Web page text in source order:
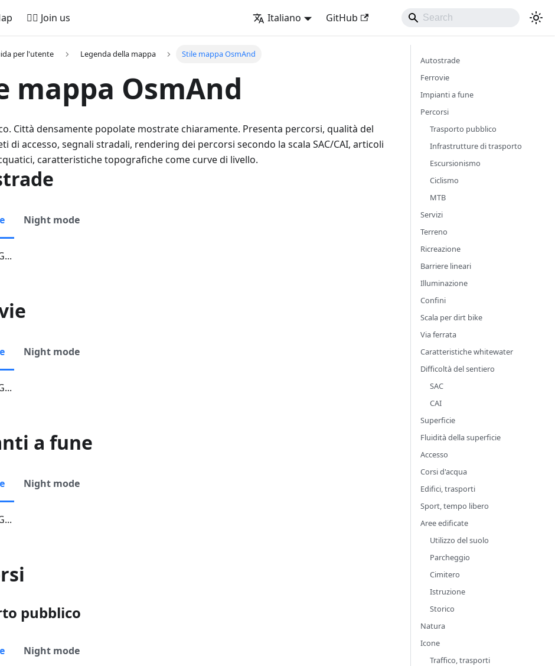
🚵‍♂️ Join us Italiano GitHub
per l'utente Legenda della mappa Stile mappa OsmAnd
mappa OsmAnd
Città densamente popolate mostrate chiaramente. Presenta percorsi, qualità del
di accesso, segnali stradali, rendering dei percorsi secondo la scala SAC/CAI, articoli
caratteristiche topografiche come curve di livello.
Night mode
Night mode
a fune
Night mode
pubblico
Night mode
Autostrade
Ferrovie
Impianti a fune
Percorsi
Trasporto pubblico
Infrastrutture di trasporto
Escursionismo
Ciclismo
MTB
Servizi
Terreno
Ricreazione
Barriere lineari
Illuminazione
Confini
Scala per dirt bike
Via ferrata
Caratteristiche whitewater
Difficoltà del sentiero
SAC
CAI
Superficie
Fluidità della superficie
Accesso
Corsi d'acqua
Edifici, trasporti
Sport, tempo libero
Aree edificate
Utilizzo del suolo
Parcheggio
Cimitero
Istruzione
Storico
Natura
Icone
Traffico, trasporti